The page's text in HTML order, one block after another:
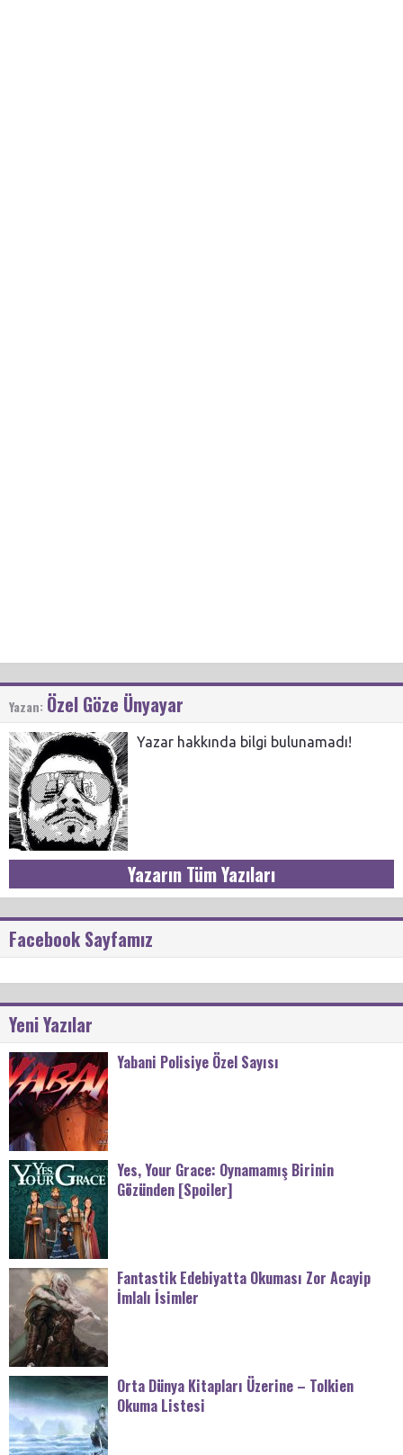
Yazan: Özel Göze Ünyayar
Yazar hakkında bilgi bulunamadı!
Yazarın Tüm Yazıları
Facebook Sayfamız
Yeni Yazılar
Yabani Polisiye Özel Sayısı
Yes, Your Grace: Oynamamış Birinin
Gözünden [Spoiler]
Fantastik Edebiyatta Okuması Zor Acayip
İmlalı İsimler
Orta Dünya Kitapları Üzerine – Tolkien
Okuma Listesi